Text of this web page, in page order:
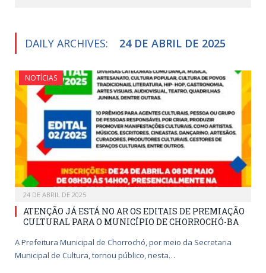
DAILY ARCHIVES: 24 DE ABRIL DE 2025
NOTÍCIAS
24 DE ABRIL DE 2025
ATENÇÃO JÁ ESTÁ NO AR OS EDITAIS DE PREMIAÇÃO
CULTURAL PARA O MUNICÍPIO DE CHORROCHÓ-BA
A Prefeitura Municipal de Chorrochó, por meio da Secretaria
Municipal de Cultura, tornou público, nesta…